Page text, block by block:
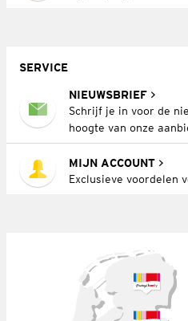
SERVICE
NIEUWSBRIEF
Schrijf je in voor de
hoogte van onze
MIJN ACCOUNT
Exclusieve voordelen